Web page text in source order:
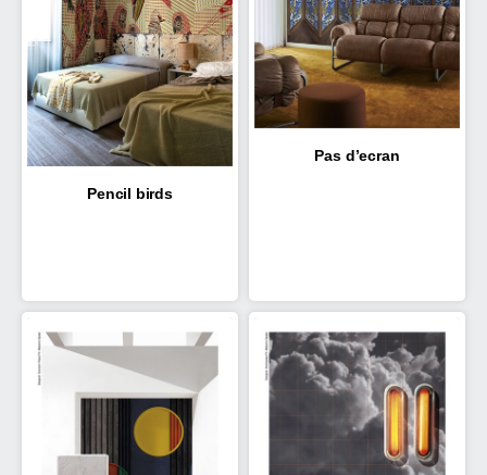
Pencil birds
Pas d’ecran